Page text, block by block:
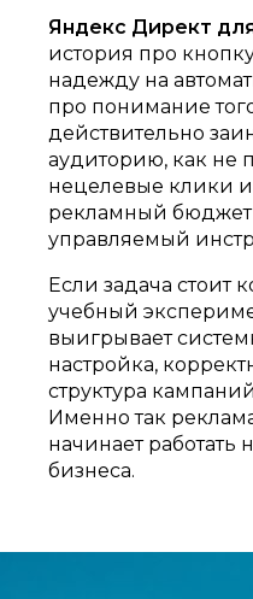
Яндекс Директ
история про
надежду на
про понимание
действительно
аудиторию, как не
нецелевые клики и
рекламный бюджет
управляемый
Если задача стоит
учебный
выигрывает
настройка,
структура
Именно так
начинает работать
бизнеса.